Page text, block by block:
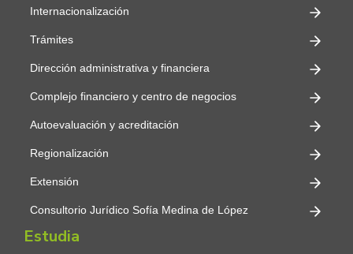
Internacionalización
Trámites
Dirección administrativa y financiera
Complejo financiero y centro de negocios
Autoevaluación y acreditación
Regionalización
Extensión
Consultorio Jurídico Sofía Medina de López
Estudia